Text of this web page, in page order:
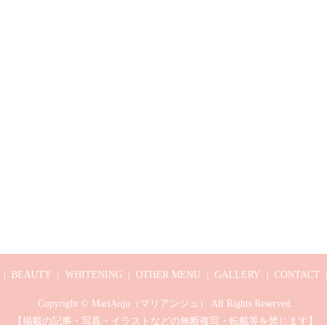
BEAUTY WHITENING OTHER MENU GALLERY CONTACT
Copyright © MariAnju（マリアンジュ） All Rights Reserved.
【掲載の記事・写真・イラストなどの無断複写・転載等を禁じます】